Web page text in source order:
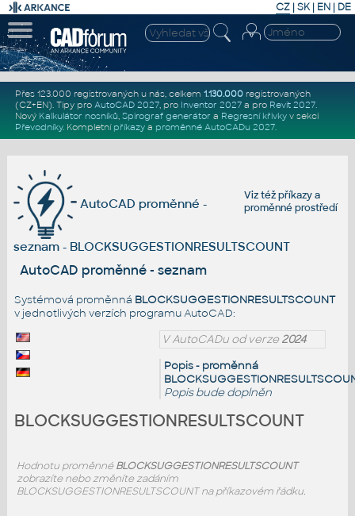
CZ | SK| EN | DE
Přes 123.000 registrovaných u nás, celkem 1.130.000registrovaných
(CZ+EN). Tipy pro AutoCAD 2027, pro Inventor 2027a pro Revit 2027.
Nový Kalkulátor nosníků, Spirograf generátor a Regresní křivkyv sekci
Převodníky. Kompletní příkazya proměnné AutoCADu 2027.
Viz téžpříkazya
proměnné prostředí
AutoCAD proměnné -
seznam - BLOCKSUGGESTIONRESULTSCOUNT
AutoCAD proměnné - seznam
Systémová proměnná BLOCKSUGGESTIONRESULTSCOUNT
v jednotlivých verzích programu AutoCAD:
V AutoCADu od verze2024
Popis - proměnná
Popis bude doplněn
BLOCKSUGGESTIONRESULTSCOUNT
Hodnotu proměnnéBLOCKSUGGESTIONRESULTSCOUNT
zobrazíte nebo změníte zadáním
BLOCKSUGGESTIONRESULTSCOUNT na příkazovém řádku.